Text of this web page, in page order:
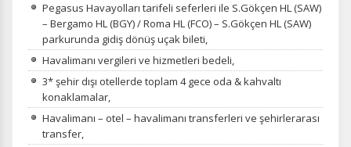
Pegasus Havayolları tarifeli seferleri ile S.Gökçen HL (SAW)
– Bergamo HL (BGY) / Roma HL (FCO) – S.Gökçen HL (SAW)
parkurunda gidiş dönüş uçak bileti,
Havalimanı vergileri ve hizmetleri bedeli,
3* şehir dışı otellerde toplam 4 gece oda & kahvaltı
konaklamalar,
Havalimanı – otel – havalimanı transferleri ve şehirlerarası
transfer,